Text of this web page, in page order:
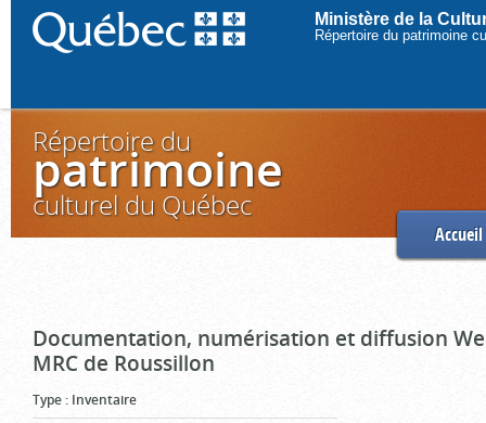
Ministère de la
Répertoire du patrimoine
Répertoire du
patrimoine
culturel du Québec
Accueil
Documentation, numérisation et diffusion
MRC de Roussillon
Type : Inventaire